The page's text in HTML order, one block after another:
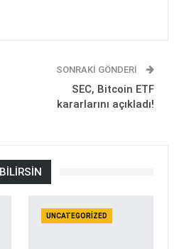
SONRAKI GÖNDERI
SEC, Bitcoin ETF
kararlarını açıkladı!
UNCATEGORIZED